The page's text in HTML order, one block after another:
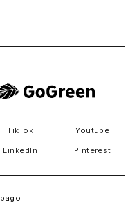
TikTok Youtube
LinkedIn Pinterest